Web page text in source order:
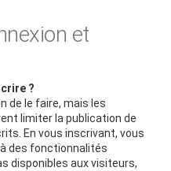
et
?
de le faire, mais les
limiter la publication de
En vous inscrivant, vous
des fonctionnalités
disponibles aux visiteurs,